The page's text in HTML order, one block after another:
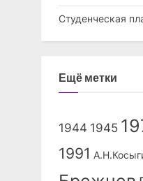
Студенческая
Ещё метки
1944 1945
1991